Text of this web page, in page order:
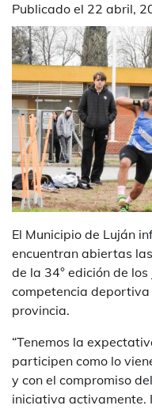
Publicado el 22 abril,
El Municipio de Luján
encuentran abiertas
de la 34° edición de
competencia
provincia.
“Tenemos la
participen como lo
y con el compromiso
iniciativa activamente.